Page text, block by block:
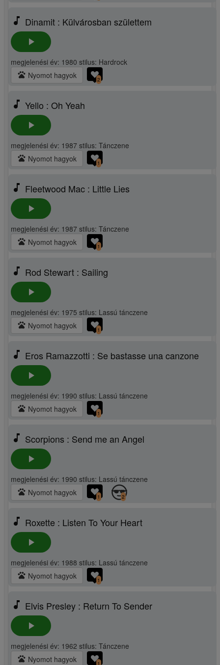
music_note Dinamit : Külvárosban születtem
play_arrow
megjelenési év: 1980 stilus: Hardrock
pets Nyomot hagyok 2
music_note Yello : Oh Yeah
play_arrow
megjelenési év: 1987 stilus: Tánczene
pets Nyomot hagyok 1
music_note Fleetwood Mac : Little Lies
play_arrow
megjelenési év: 1987 stilus: Tánczene
pets Nyomot hagyok 1
music_note Rod Stewart : Sailing
play_arrow
megjelenési év: 1975 stilus: Lassú tánczene
pets Nyomot hagyok 1
music_note Eros Ramazzotti : Se bastasse una canzone
play_arrow
megjelenési év: 1990 stilus: Lassú tánczene
pets Nyomot hagyok 1
music_note Scorpions : Send me an Angel
play_arrow
megjelenési év: 1990 stilus: Lassú tánczene
pets Nyomot hagyok 1 2
music_note Roxette : Listen To Your Heart
play_arrow
megjelenési év: 1988 stilus: Lassú tánczene
pets Nyomot hagyok 1
music_note Elvis Presley : Return To Sender
play_arrow
megjelenési év: 1962 stilus: Tánczene
pets Nyomot hagyok 1